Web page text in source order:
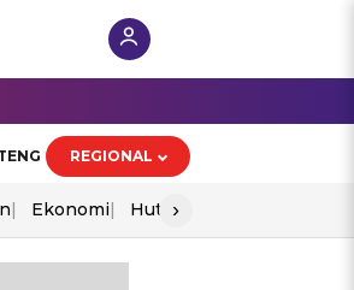
REGIONAL
Ekonomi Hut Ri
›